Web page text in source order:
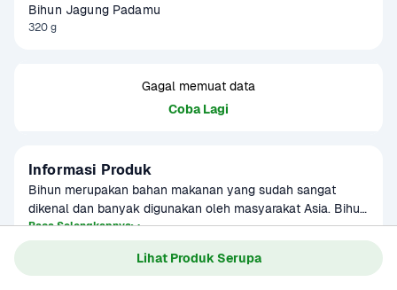
Lihat Produk Serupa
Bihun Jagung Padamu
320 g
Gagal memuat data
Coba Lagi
Informasi Produk
Bihun merupakan bahan makanan yang sudah sangat
dikenal dan banyak digunakan oleh masyarakat Asia. Bihun
sendiri memiliki tekstur lembut, kenyal dan berawarna
bening.
Baca Selengkapnya